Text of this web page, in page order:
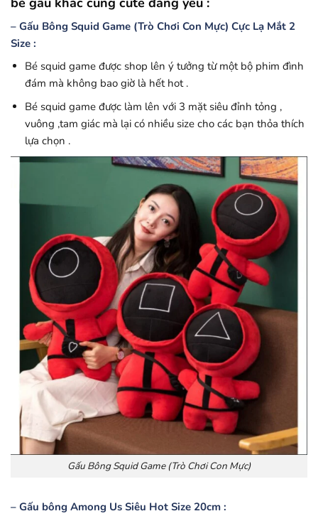
– Gấu Bông Squid Game (Trò Chơi Con Mực) Cực Lạ Mắt 2
Size :
Bé squid game được shop lên ý tưởng từ một bộ phim đình
đám mà không bao giờ là hết hot .
Bé squid game được làm lên với 3 mặt siêu đỉnh tỏng ,
vuông ,tam giác mà lại có nhiều size cho các bạn thỏa thích
lựa chọn .
Gấu Bông Squid Game (Trò Chơi Con Mực)
– Gấu bông Among Us Siêu Hot Size 20cm :